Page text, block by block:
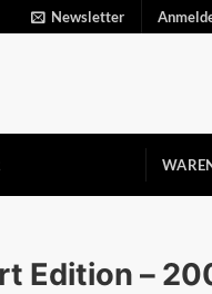
Newsletter
Edition –